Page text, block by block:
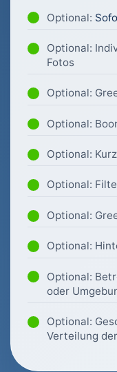
Optional:
Optional:
Fotos
Optional:
Optional:
Optional:
Optional:
Optional:
Optional:
Optional:
oder
Optional:
Verteilung